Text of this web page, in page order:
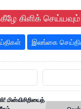
கிளிக் செய்யவும்
இலங்கை
மின்விசிறியைத்